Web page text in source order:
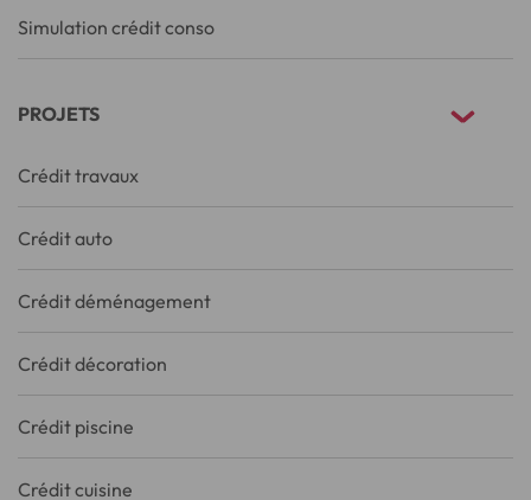
Simulation crédit conso
PROJETS
Crédit travaux
Crédit auto
Crédit déménagement
Crédit décoration
Crédit piscine
Crédit cuisine